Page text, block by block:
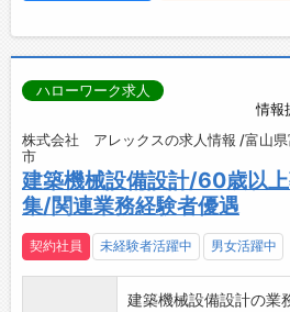
情報
ハローワーク求人
株式会社 アレックスの求人情報 /富山県
市
建築機械設備設計/60歳以
集/関連業務経験者優遇
契約社員 未経験者活躍中 男女活躍中
建築機械設備設計の業